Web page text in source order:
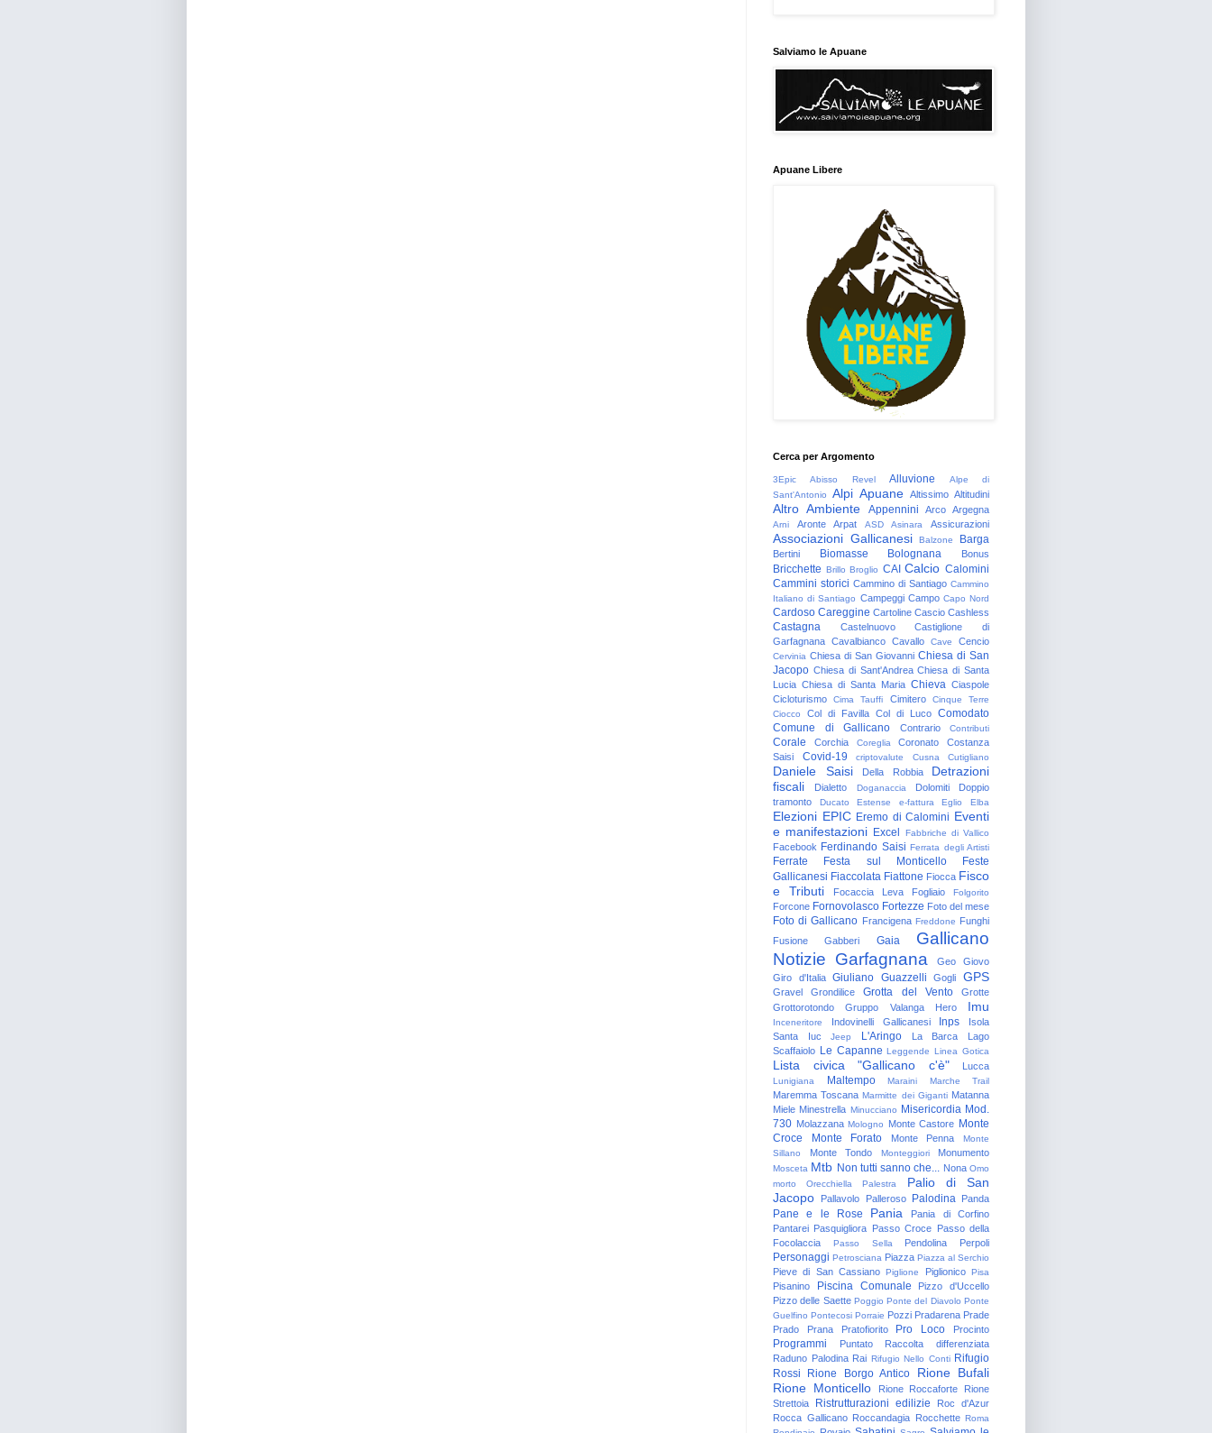
Salviamo le Apuane
Apuane Libere
Cerca per Argomento
3Epic Abisso Revel Alluvione
Alpe di
Sant'Antonio
Alpi Apuane Altissimo Altitudini
Altro Ambiente Appennini Arco Argegna
Arni Aronte Arpat ASD Asinara Assicurazioni
Associazioni Gallicanesi Balzone Barga
Bertini Biomasse Bolognana Bonus
Bricchette Brillo Broglio CAI Calcio Calomini
Cammini storici Cammino di Santiago Cammino
Italiano di Santiago Campeggi Campo Capo Nord
Cardoso Careggine Cartoline Cascio Cashless
Castagna Castelnuovo
Castiglione di
Garfagnana Cavalbianco Cavallo Cave Cencio
Cervinia Chiesa di San Giovanni Chiesa di San
Jacopo Chiesa di Sant'Andrea Chiesa di Santa
Lucia Chiesa di Santa Maria Chieva Ciaspole
Cicloturismo
Cima Tauffi Cimitero
Cinque Terre
Ciocco
Col di Favilla Col di Luco Comodato
Comune di Gallicano
Contrario Contributi
Corale Corchia Coreglia Coronato
Costanza
Saisi
Covid-19 criptovalute Cusna Cutigliano
Daniele Saisi Della Robbia
Detrazioni
fiscali
Dialetto Doganaccia Dolomiti
Doppio
tramonto
Ducato Estense e-fattura Eglio Elba
Elezioni EPIC Eremo di Calomini Eventi
e manifestazioni Excel Fabbriche di Vallico
Facebook Ferdinando Saisi Ferrata degli Artisti
Ferrate Festa sul Monticello
Feste
Gallicanesi Fiaccolata Fiattone Fiocca Fisco
e Tributi
Focaccia Leva Fogliaio Folgorito
Forcone Fornovolasco Fortezze Foto del mese
Foto di Gallicano Francigena Freddone Funghi
Fusione
Gabberi Gaia
Gallicano
Notizie Garfagnana Geo
Giovo
Giro d'Italia
Giuliano Guazzelli Gogli GPS
Gravel Grondilice Grotta del Vento
Grotte
Grottorotondo
Gruppo Valanga Hero Imu
Inceneritore Indovinelli Gallicanesi Inps
Isola
Santa
Iuc Jeep L'Aringo La Barca
Lago
Scaffaiolo Le Capanne Leggende Linea Gotica
Lista civica "Gallicano c'è" Lucca
Lunigiana Maltempo Maraini Marche Trail
Maremma Toscana Marmitte dei Giganti Matanna
Miele Minestrella Minucciano Misericordia Mod.
730 Molazzana Mologno Monte Castore Monte
Croce
Monte Forato Monte Penna
Monte
Sillano
Monte Tondo Monteggiori Monumento
Mosceta Mtb Non tutti sanno che... Nona Omo
morto
Orecchiella Palestra
Palio di San
Jacopo
Pallavolo Palleroso Palodina Panda
Pane e le Rose Pania
Pania di Corfino
Pantarei Pasquigliora Passo Croce Passo della
Focolaccia
Passo Sella Pendolina Perpoli
Personaggi Petrosciana Piazza Piazza al Serchio
Pieve di San Cassiano Piglione Piglionico Pisa
Pisanino Piscina Comunale
Pizzo d'Uccello
Pizzo delle Saette Poggio Ponte del Diavolo Ponte
Guelfino Pontecosi Porraie Pozzi Pradarena Prade
Prado
Prana Pratofiorito Pro Loco Procinto
Programmi Puntato
Raccolta differenziata
Raduno Palodina Rai Rifugio Nello Conti Rifugio
Rossi
Rione Borgo Antico
Rione Bufali
Rione Monticello
Rione Roccaforte
Rione
Strettoia
Ristrutturazioni edilizie
Roc d'Azur
Rocca Gallicano Roccandagia Rocchette Roma